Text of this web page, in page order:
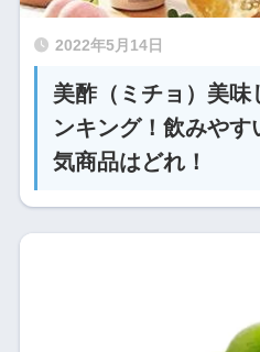
2022年5月14日
美酢（ミチョ）美味
ンキング！飲みやす
気商品はどれ！